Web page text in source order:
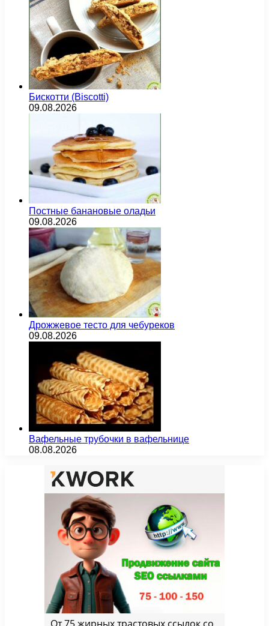
Бискотти (Biscotti)
09.08.2026
Постные банановые оладьи
09.08.2026
Дрожжевое тесто для чебуреков
09.08.2026
Вафельные трубочки в вафельнице
08.08.2026